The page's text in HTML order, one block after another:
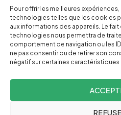
Pour offrir les meilleures
technologies telles que les cookies
aux informations des appareils. Le
technologies nous permettra de
comportement de navigation ou les
ne pas consentir ou de retirer son
négatif sur certaines
NOUS
NOTRE